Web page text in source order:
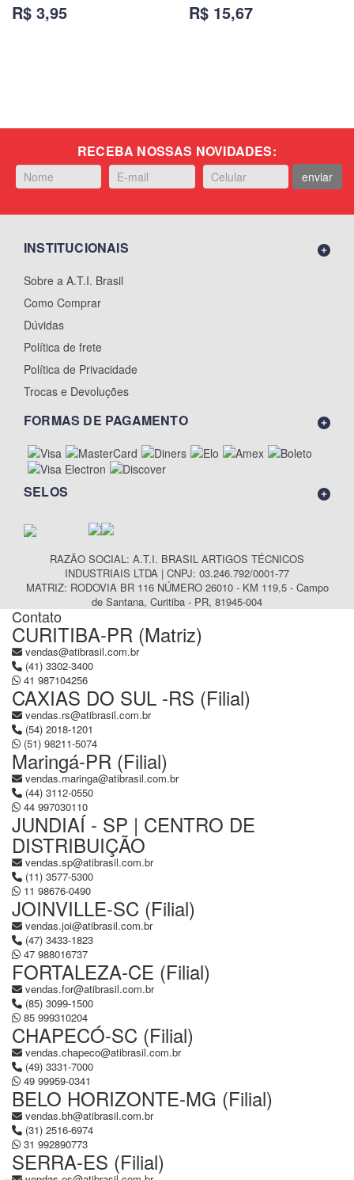
R$ 3,95 R$ 15,67
RECEBA NOSSAS NOVIDADES:
enviar
INSTITUCIONAIS
Sobre a A.T.I. Brasil
Como Comprar
Dúvidas
Política de frete
Política de Privacidade
Trocas e Devoluções
FORMAS DE PAGAMENTO
SELOS
RAZÃO SOCIAL: A.T.I. BRASIL ARTIGOS TÉCNICOS
INDUSTRIAIS LTDA | CNPJ: 03.246.792/0001-77
MATRIZ: RODOVIA BR 116 NÚMERO 26010 - KM 119,5 - Campo
de Santana, Curitiba - PR, 81945-004
Contato
CURITIBA-PR (Matriz)
vendas@atibrasil.com.br
(41) 3302-3400
41 987104256
CAXIAS DO SUL -RS (Filial)
vendas.rs@atibrasil.com.br
(54) 2018-1201
(51) 98211-5074
Maringá-PR (Filial)
vendas.maringa@atibrasil.com.br
(44) 3112-0550
44 997030110
JUNDIAÍ - SP | CENTRO DE
DISTRIBUIÇÃO
vendas.sp@atibrasil.com.br
(11) 3577-5300
11 98676-0490
JOINVILLE-SC (Filial)
vendas.joi@atibrasil.com.br
(47) 3433-1823
47 988016737
FORTALEZA-CE (Filial)
vendas.for@atibrasil.com.br
(85) 3099-1500
85 999310204
CHAPECÓ-SC (Filial)
vendas.chapeco@atibrasil.com.br
(49) 3331-7000
49 99959-0341
BELO HORIZONTE-MG (Filial)
vendas.bh@atibrasil.com.br
(31) 2516-6974
31 992890773
SERRA-ES (Filial)